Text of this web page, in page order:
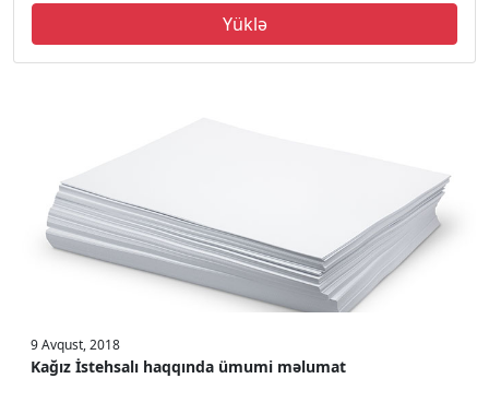
Yüklə
9 Avqust, 2018
Kağız İstehsalı haqqında ümumi məlumat